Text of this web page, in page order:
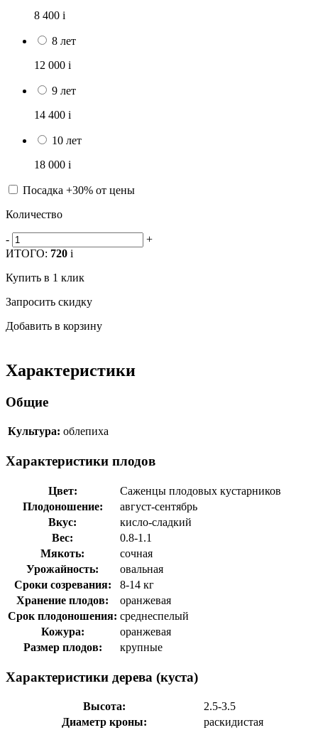
8 400 i
8 лет
12 000 i
9 лет
14 400 i
10 лет
18 000 i
Посадка +30% от цены
Количество
-
+
ИТОГО: 720 i
Купить в 1 клик
Запросить скидку
Добавить в корзину
Характеристики
Общие
Культура: облепиха
Характеристики плодов
Цвет:
Саженцы плодовых кустарников
Плодоношение:
август-сентябрь
Вкус:
кисло-сладкий
Вес:
0.8-1.1
Мякоть:
сочная
Урожайность:
овальная
Сроки созревания:
8-14 кг
Хранение плодов:
оранжевая
Срок плодоношения: среднеспелый
Кожура:
оранжевая
Размер плодов:
крупные
Характеристики дерева (куста)
Высота:
2.5-3.5
Диаметр кроны:
раскидистая